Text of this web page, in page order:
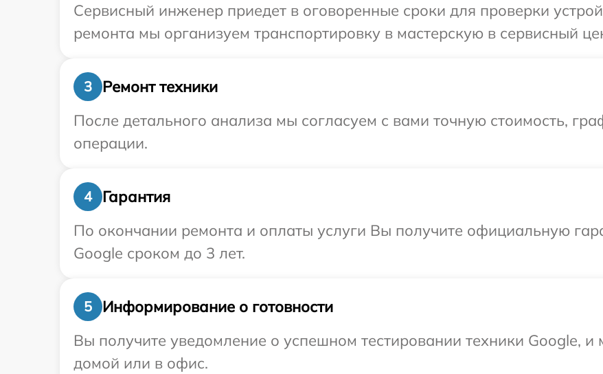
Сервисный инженер приедет в оговоренные сроки для проверки
ремонта мы организуем транспортировку в мастерскую в сервисный
3
Ремонт техники
После детального анализа мы согласуем с вами точную стоимость,
операции.
4
Гарантия
По окончании ремонта и оплаты услуги Вы получите официальную
Google сроком до 3 лет.
5
Информирование о готовности
Вы получите уведомление о успешном тестировании техники Google, и
домой или в офис.